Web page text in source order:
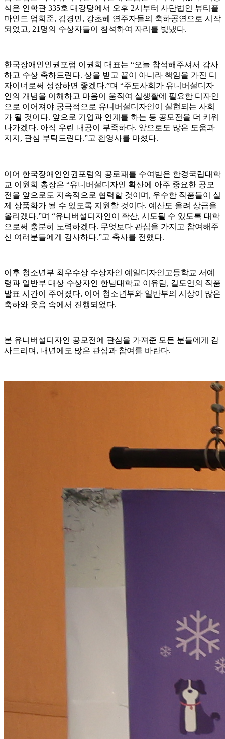
식은 인학관 335호 대강당에서 오후 2시부터 사단법인 뷰티플
마인드 엄희준, 김경민, 강초혜 연주자들의 축하공연으로 시작
되었고, 21명의 수상자들이 참석하여 자리를 빛냈다.
한국장애인인권포럼 이권희 대표는 “오늘 참석해주셔서 감사
하고 수상 축하드린다. 상을 받고 끝이 아니라 책임을 가진 디
자이너로써 성장하면 좋겠다.”며 “주도사회가 유니버설디자
인의 개념을 이해하고 마음이 움직여 실생활에 필요한 디자인
으로 이어져야 궁극적으로 유니버설디자인이 실현되는 사회
가 될 것이다. 앞으로 기업과 연계를 하는 등 공모전을 더 키워
나가겠다. 아직 우린 내공이 부족하다. 앞으로도 많은 도움과
지지, 관심 부탁드린다.”고 환영사를 마쳤다.
이어 한국장애인인권포럼의 공로패를 수여받은 한경국립대학
교 이원희 총장은 “유니버설디자인 확산에 아주 중요한 공모
전을 앞으로도 지속적으로 협력할 것이며, 우수한 작품들이 실
제 상품화가 될 수 있도록 지원할 것이다. 예산도 올려 상금을
올리겠다.”며 “유니버설디자인이 확산, 시도될 수 있도록 대학
으로써 충분히 노력하겠다. 무엇보다 관심을 가지고 참여해주
신 여러분들에게 감사하다.”고 축사를 전했다.
이후 청소년부 최우수상 수상자인 예일디자인고등학교 서예
령과 일반부 대상 수상자인 한남대학교 이유담, 길도연의 작품
발표 시간이 주어졌다. 이어 청소년부와 일반부의 시상이 많은
축하와 웃음 속에서 진행되었다.
본 유니버설디자인 공모전에 관심을 가져준 모든 분들에게 감
사드리며, 내년에도 많은 관심과 참여를 바란다.